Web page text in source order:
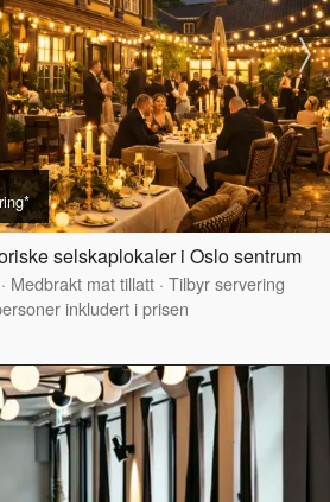
selskaplokaler i Oslo sentrum
· Medbrakt mat tillatt · Tilbyr servering
inkludert i prisen